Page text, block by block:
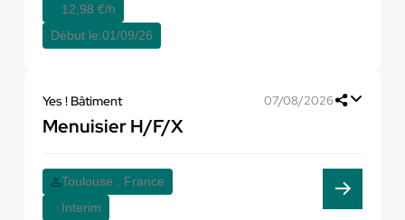
12,98 €/h
Début le:01/09/26
Yes ! Bâtiment 07/08/2026
Menuisier H/F/X
Toulouse , France
Interim